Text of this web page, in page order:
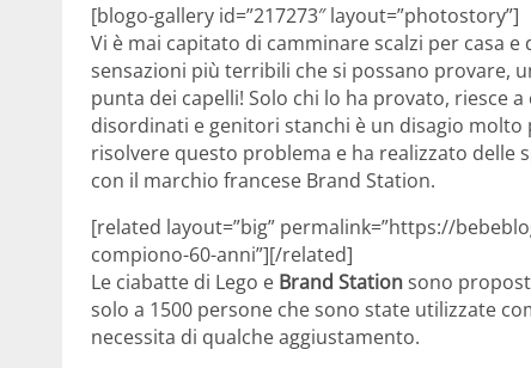
[blogo-gallery id=”217273″ layout=”photostory”]
Vi è mai capitato di camminare scalzi per casa
sensazioni più terribili che si possano provare,
punta dei capelli! Solo chi lo ha provato, riesce
disordinati e genitori stanchi è un disagio molto
risolvere questo problema e ha realizzato
con il marchio francese Brand Station.
[related layout=”big” permalink=”https://
compiono-60-anni”][/related]
Le ciabatte di Lego e Brand Stationsono
solo a 1500 persone che sono state utilizzate
necessita di qualche aggiustamento.